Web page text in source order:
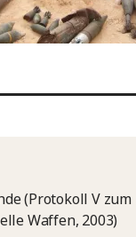
(Protokoll V zum
Waffen, 2003)